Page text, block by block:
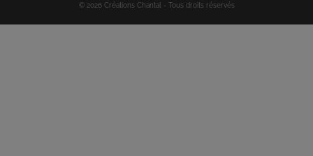
© 2026 Créations Chantal - Tous droits réservés